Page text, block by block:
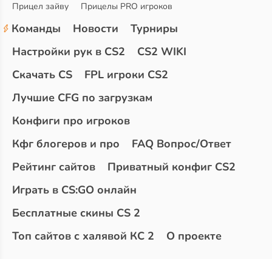
Прицел зайву
Прицелы PRO игроков
Команды Новости
Турниры
Настройки рук в CS2
CS2 WIKI
Скачать CS
FPL игроки CS2
Лучшие CFG по загрузкам
Конфиги про игроков
Кфг блогеров и про
FAQ Вопрос/Ответ
Рейтинг сайтов
Приватный конфиг CS2
Играть в CS:GO онлайн
Бесплатные скины CS 2
Топ сайтов с халявой КС 2
О проекте